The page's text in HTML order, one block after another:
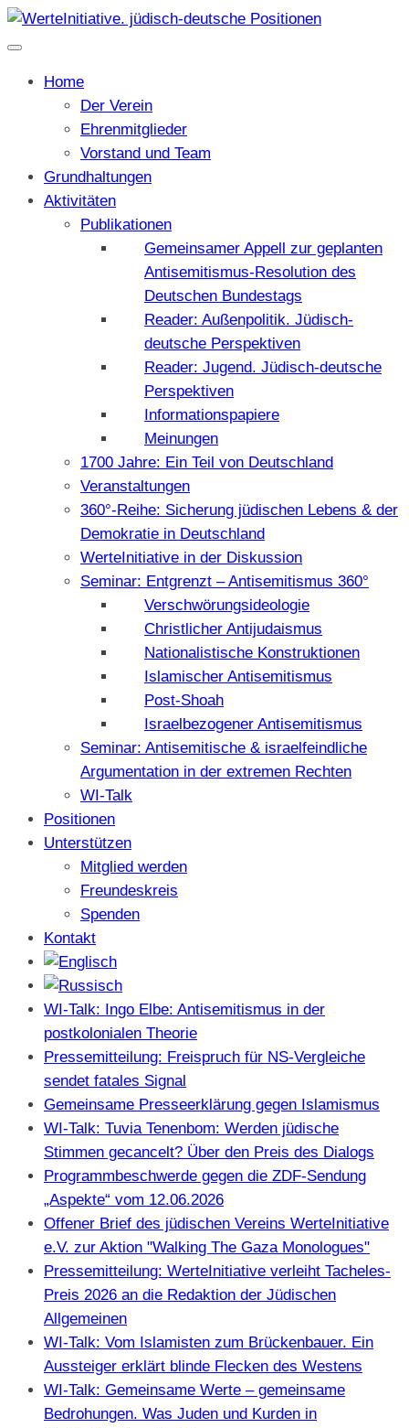
Home
Der Verein
Ehrenmitglieder
Vorstand und Team
Grundhaltungen
Aktivitäten
Publikationen
Gemeinsamer Appell zur geplanten
Antisemitismus-Resolution des
Deutschen Bundestags
Reader: Außenpolitik. Jüdisch-
deutsche Perspektiven
Reader: Jugend. Jüdisch-deutsche
Perspektiven
Informationspapiere
Meinungen
1700 Jahre: Ein Teil von Deutschland
Veranstaltungen
360°-Reihe: Sicherung jüdischen Lebens & der
Demokratie in Deutschland
WerteInitiative in der Diskussion
Seminar: Entgrenzt – Antisemitismus 360°
Verschwörungsideologie
Christlicher Antijudaismus
Nationalistische Konstruktionen
Islamischer Antisemitismus
Post-Shoah
Israelbezogener Antisemitismus
Seminar: Antisemitische & israelfeindliche
Argumentation in der extremen Rechten
WI-Talk
Positionen
Unterstützen
Mitglied werden
Freundeskreis
Spenden
Kontakt
WI-Talk: Ingo Elbe: Antisemitismus in der
postkolonialen Theorie
Pressemitteilung: Freispruch für NS-Vergleiche
sendet fatales Signal
Gemeinsame Presseerklärung gegen Islamismus
WI-Talk: Tuvia Tenenbom: Werden jüdische
Stimmen gecancelt? Über den Preis des Dialogs
Programmbeschwerde gegen die ZDF-Sendung
„Aspekte“ vom 12.06.2026
Offener Brief des jüdischen Vereins WerteInitiative
e.V. zur Aktion "Walking The Gaza Monologues"
Pressemitteilung: WerteInitiative verleiht Tacheles-
Preis 2026 an die Redaktion der Jüdischen
Allgemeinen
WI-Talk: Vom Islamisten zum Brückenbauer. Ein
Aussteiger erklärt blinde Flecken des Westens
WI-Talk: Gemeinsame Werte – gemeinsame
Bedrohungen. Was Juden und Kurden in